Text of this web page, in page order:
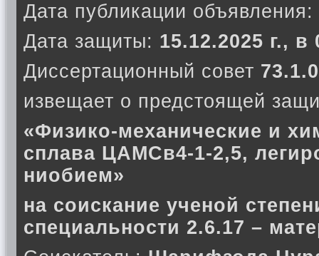
Дата публикации объявления:
Дата защиты: 15.12.2025 г., в
Диссертационный совет
извещает о предстоящей
«Физико-механические и
сплава ЦАМСв4-1-2,5,
ниобием»
на соискание ученой
специальности 2.6.17 –